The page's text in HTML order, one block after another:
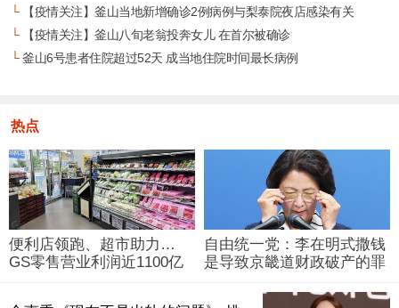
└【疫情关注】釜山当地新增确诊2例病例与梨泰院夜店感染有关
└【疫情关注】釜山八旬老翁投奔女儿 在首尔被确诊
└釜山6号患者住院超过52天 成当地住院时间最长病例
热点
便利店领跑、超市助力…
GS零售营业利润近1100亿
自由统一党：李在明式撒钱
是导致京畿道财政破产的罪